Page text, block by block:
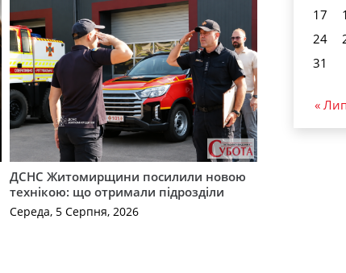
ДСНС Житомирщини посилили новою
технікою: що отримали підрозділи
Середа, 5 Серпня, 2026
17
24
31
« Лип